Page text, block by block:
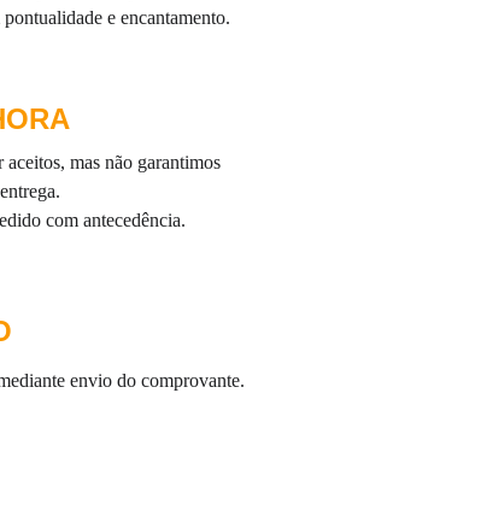
envio do comprovante.
e encantamento.
mas não garantimos
com antecedência.